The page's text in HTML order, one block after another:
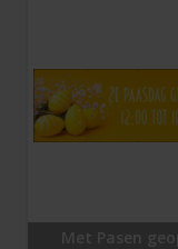
Met Pasen